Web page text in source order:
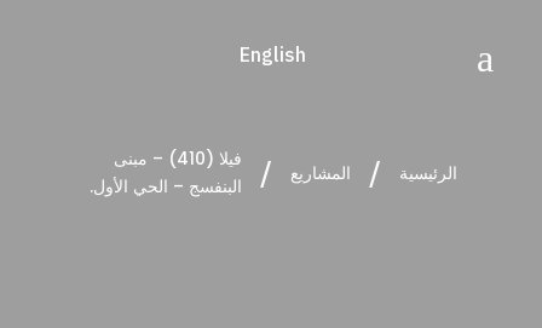
a
English
الرئيسية / المشاريع /
فيلا (410) – مبنى
البنفسج – الحي الأول.